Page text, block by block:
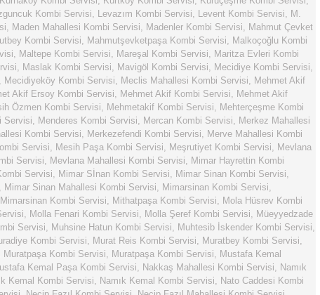
Kombi Servisi, Levazım Kombi Servisi, Levent Kombi Servisi, M.
, Maden Mahallesi Kombi Servisi, Madenler Kombi Servisi, Mahmut Çevket
Kombi Servisi, Mahmutşevketpaşa Kombi Servisi, Malkoçoğlu Kombi
, Maltepe Kombi Servisi, Mareşal Kombi Servisi, Maritza Evleri Kombi
, Maslak Kombi Servisi, Mavigöl Kombi Servisi, Mecidiye Kombi Servisi,
, Mecidiyeköy Kombi Servisi, Meclis Mahallesi Kombi Servisi, Mehmet Akif
Akif Ersoy Kombi Servisi, Mehmet Akif Kombi Servisi, Mehmet Akif
Özmen Kombi Servisi, Mehmetakif Kombi Servisi, Mehterçeşme Kombi
Servisi, Menderes Kombi Servisi, Mercan Kombi Servisi, Merkez Mahallesi
Kombi Servisi, Merkezefendi Kombi Servisi, Merve Mahallesi Kombi
Servisi, Mesih Paşa Kombi Servisi, Meşrutiyet Kombi Servisi, Mevlana
Servisi, Mevlana Mahallesi Kombi Servisi, Mimar Hayrettin Kombi
Servisi, Mimar Sİnan Kombi Servisi, Mimar Sinan Kombi Servisi,
, Mimar Sinan Mahallesi Kombi Servisi, Mimarsinan Kombi Servisi,
Mimarsinan Kombi Servisi, Mithatpaşa Kombi Servisi, Mola Hüsrev Kombi
, Molla Fenari Kombi Servisi, Molla Şeref Kombi Servisi, Müeyyedzade
Servisi, Muhsine Hatun Kombi Servisi, Muhtesib İskender Kombi Servisi,
Kombi Servisi, Murat Reis Kombi Servisi, Muratbey Kombi Servisi,
Muratpaşa Kombi Servisi, Muratpaşa Kombi Servisi, Mustafa Kemal
Kemal Paşa Kombi Servisi, Nakkaş Mahallesi Kombi Servisi, Namık
Kemal Kombi Servisi, Namık Kemal Kombi Servisi, Nato Caddesi Kombi